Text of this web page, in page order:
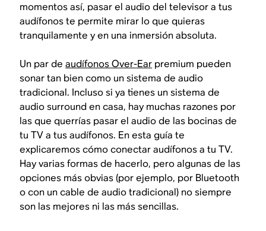
momentos así, pasar el audio del televisor a tus
audífonos te permite mirar lo que quieras
tranquilamente y en una inmersión absoluta.
Un par deaudífonos Over-Ear premium pueden
sonar tan bien como un sistema de audio
tradicional. Incluso si ya tienes un sistema de
audio surround en casa, hay muchas razones por
las que querrías pasar el audio de las bocinas de
tu TV a tus audífonos. En esta guía te
explicaremos cómo conectar audífonos a tu TV.
Hay varias formas de hacerlo, pero algunas de las
opciones más obvias (por ejemplo, por Bluetooth
o con un cable de audio tradicional) no siempre
son las mejores ni las más sencillas.